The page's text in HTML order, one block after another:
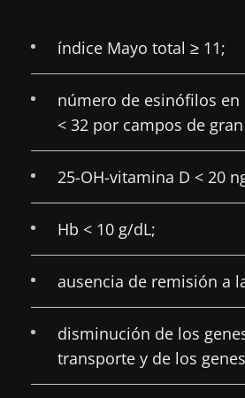
índice Mayo total ≥ 11;
número de esinófilos en
< 32 por campos de
25-OH-vitamina D < 20
Hb < 10 g/dL;
ausencia de remisión a
disminución de los
transporte y de los